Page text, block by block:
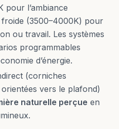
pour l’ambiance
(3500–4000K) pour
ou travail. Les systèmes
programmables
d’énergie.
(corniches
vers le plafond)
naturelle perçue en